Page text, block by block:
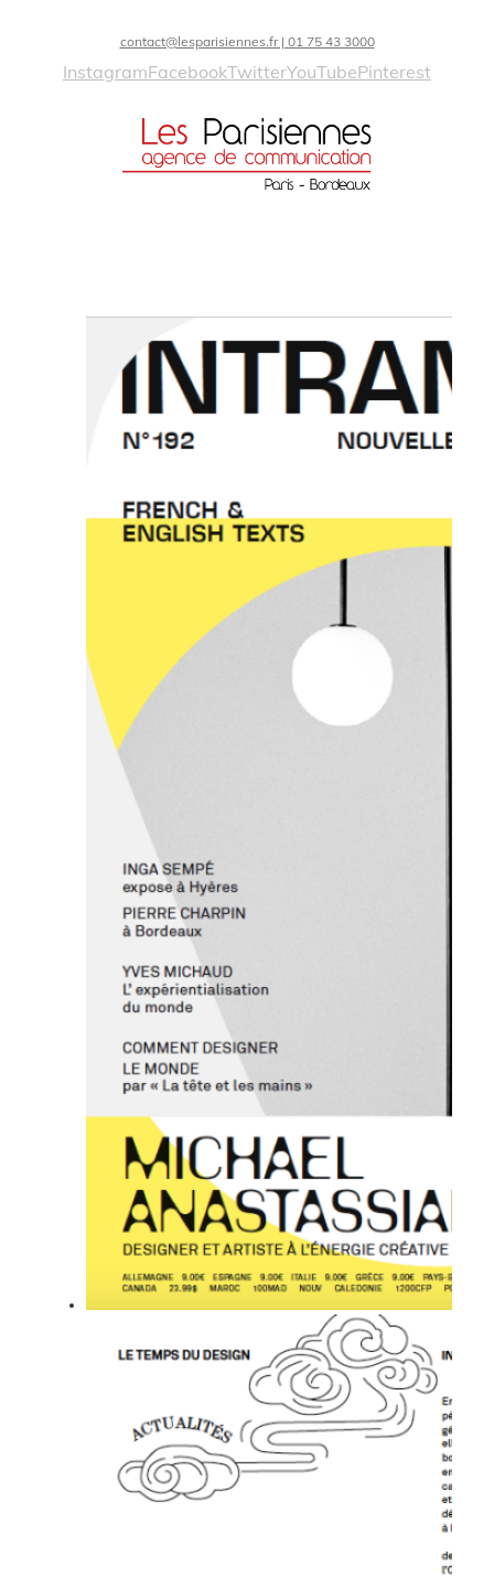
contact@lesparisiennes.fr | 01 75 43 3000
InstagramFacebookTwitterYouTubePinterest